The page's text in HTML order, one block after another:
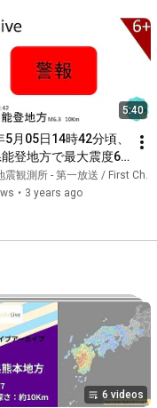
5:40
5月05日14時42分頃、
登地方で最大震度6
した大きな地震【切
ーカイブ】【タイム
震観測所 - 第一放送 / First Ch.
• 3 years ago
6 videos